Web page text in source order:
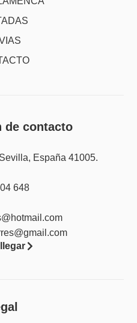
de contacto
España 41005.
648